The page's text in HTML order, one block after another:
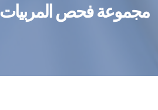
مجموعة فحص المربيات